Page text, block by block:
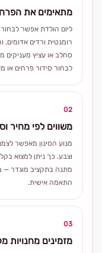
מתאימים את
ליום הולדת אפשר לבחור
רומנטית ורדים אדומים,
סחלב או עציץ מעניקים
לבחור סידור פרחים או
02
משווים לפי מחיר
מנוע הסינון מאפשר
וצבע. כך ניתן למצוא
מתנה בתקציב מוגדר —
התאמה אישית.
03
מזמינים מחנויות